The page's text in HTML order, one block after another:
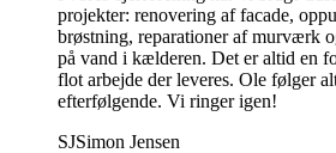
projekter: renovering af facade,
brøstning, reparationer af murværk
på vand i kælderen. Det er altid en
flot arbejde der leveres. Ole følger
efterfølgende. Vi ringer igen!
SJSimon Jensen